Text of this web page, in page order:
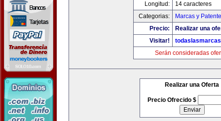
Longitud:
14 caracteres
Categorias:
Marcas y
Precio:
Realizar una
Visitar!
Serán consideradas
Realizar una Oferta
Precio Ofrecido $